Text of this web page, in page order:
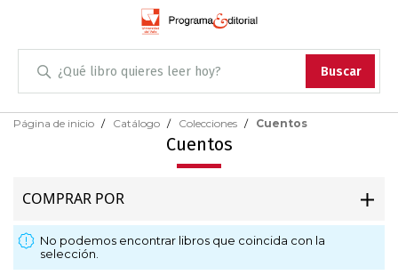
Buscar
Administración
Antropología
Arquitectura
Arte
Skip
Página de inicio Catálogo Colecciones Cuentos
Cuentos
COMPRAR POR
No podemos encontrar libros que coincida con la
selección.